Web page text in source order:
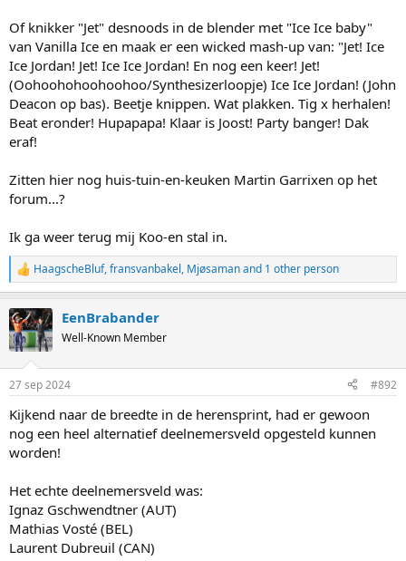
Of knikker "Jet" desnoods in de blender met "Ice Ice baby"
van Vanilla Ice en maak er een wicked mash-up van: "Jet! Ice
Ice Jordan! Jet! Ice Ice Jordan! En nog een keer! Jet!
(Oohoohohoohoohoo/Synthesizerloopje) Ice Ice Jordan! (John
Deacon op bas). Beetje knippen. Wat plakken. Tig x herhalen!
Beat eronder! Hupapapa! Klaar is Joost! Party banger! Dak
eraf!
Zitten hier nog huis-tuin-en-keuken Martin Garrixen op het
forum...?
Ik ga weer terug mij Koo-en stal in.
R
e
c
t
i
s
HaagscheBluf,fransvanbakel, Mjøsamanand 1 other person
EenBrabander
Well-Known Member
27 sep 2024 #892
Kijkend naar de breedte in de herensprint, had er gewoon
nog een heel alternatief deelnemersveld opgesteld kunnen
worden!
Het echte deelnemersveld was:
Ignaz Gschwendtner (AUT)
Mathias Vosté (BEL)
Laurent Dubreuil (CAN)